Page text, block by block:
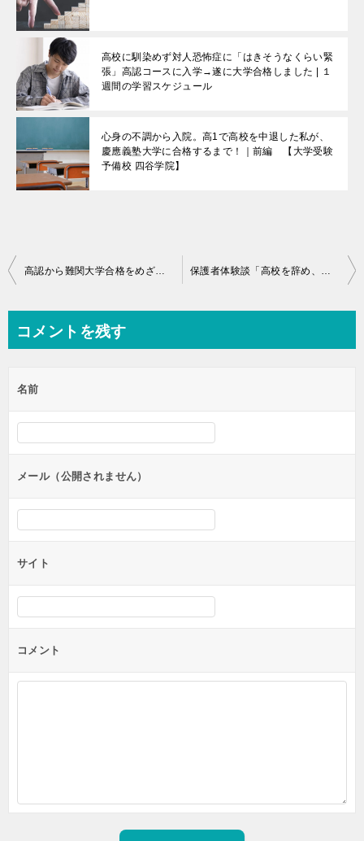
高校に馴染めず対人恐怖症に「はきそうなくらい緊
張」高認コースに入学→遂に大学合格しました | １
週間の学習スケジュール
心身の不調から入院。高1で高校を中退した私が、
慶應義塾大学に合格するまで！｜前編 【大学受験
予備校 四谷学院】
投
ビ
ー
シ
ン
高認から難関大学合格をめざす！四谷学院のスリーハーブズをご存知ですか？ 保護者体験談「高校を辞め、この子はどうなってしまうのだろうと思っていました」
コメントを残す
名前
メール（公開されません）
サイト
コメント